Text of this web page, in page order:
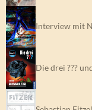
Interview mit
Die drei ???